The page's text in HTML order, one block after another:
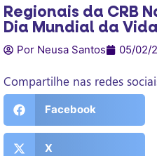
Regionais da CRB
Dia Mundial da
Por Neusa Santos 05/02/
Compartilhe nas redes
Facebook
X